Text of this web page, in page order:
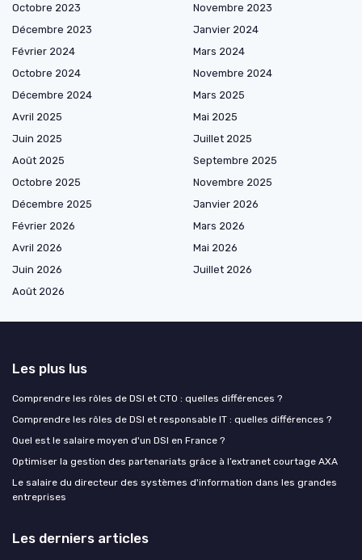
Octobre 2023
Novembre 2023
Décembre 2023
Janvier 2024
Février 2024
Mars 2024
Octobre 2024
Novembre 2024
Décembre 2024
Mars 2025
Avril 2025
Mai 2025
Juin 2025
Juillet 2025
Août 2025
Septembre 2025
Octobre 2025
Novembre 2025
Décembre 2025
Janvier 2026
Février 2026
Mars 2026
Avril 2026
Mai 2026
Juin 2026
Juillet 2026
Août 2026
Les plus lus
Comprendre les rôles de DSI et CTO : quelles différences ?
Comprendre les rôles de DSI et responsable IT : quelles différences ?
Quel est le salaire moyen d'un DSI en France ?
Optimiser la gestion des partenariats grâce à l’extranet courtage AXA
Le salaire du directeur des systèmes d'information dans les grandes
entreprises
Les derniers articles